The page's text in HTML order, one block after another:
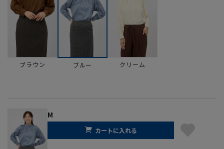
ブラウン ブルー クリーム
M
カートに入れる